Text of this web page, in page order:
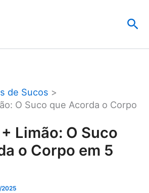
de Sucos
O Suco que Acorda o Corpo
Limão: O Suco
o Corpo em 5
2025